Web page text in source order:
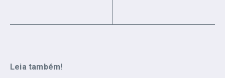
Leia também!